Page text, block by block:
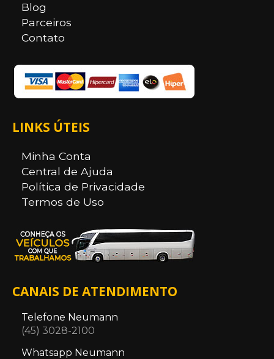
Blog
Parceiros
Contato
LINKS ÚTEIS
Minha Conta
Central de Ajuda
Política de Privacidade
Termos de Uso
CANAIS DE ATENDIMENTO
Telefone Neumann
(45) 3028-2100
Whatsapp Neumann